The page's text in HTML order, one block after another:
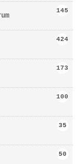
145
424
173
100
35
50